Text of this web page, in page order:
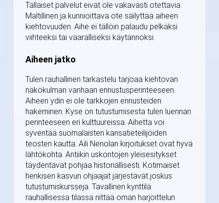
Tällaiset palvelut eivät ole vakavasti otettavia.
Maltillinen ja kunnioittava ote säilyttää aiheen
kiehtovuuden. Aihe ei tällöin palaudu pelkäksi
viihteeksi tai vaaralliseksi käytännöksi.
Aiheen jatko
Tulen rauhallinen tarkastelu tarjoaa kiehtovan
näkökulman vanhaan ennustusperinteeseen.
Aiheen ydin ei ole tarkkojen ennusteiden
hakeminen. Kyse on tutustumisesta tulen luennan
perinteeseen eri kulttuureissa. Aihetta voi
syventää suomalaisten kansatieteilijöiden
teosten kautta. Aili Nenolan kirjoitukset ovat hyvä
lähtökohta. Antiikin uskontojen yleisesitykset
täydentävät pohjaa historiallisesti. Kotimaiset
henkisen kasvun ohjaajat järjestävät joskus
tutustumiskursseja. Tavallinen kynttilä
rauhallisessa tilassa riittää oman harjoittelun